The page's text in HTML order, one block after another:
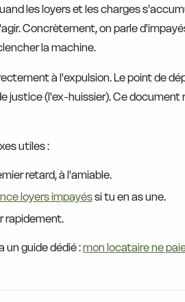
les loyers et les charges
Concrètement, on parle
la machine.
à l'expulsion. Le point de
justice (l'ex-huissier). Ce
utiles :
retard, à l'amiable.
loyers impayéssi tu en as une.
rapidement.
un guide dédié :mon locataire ne